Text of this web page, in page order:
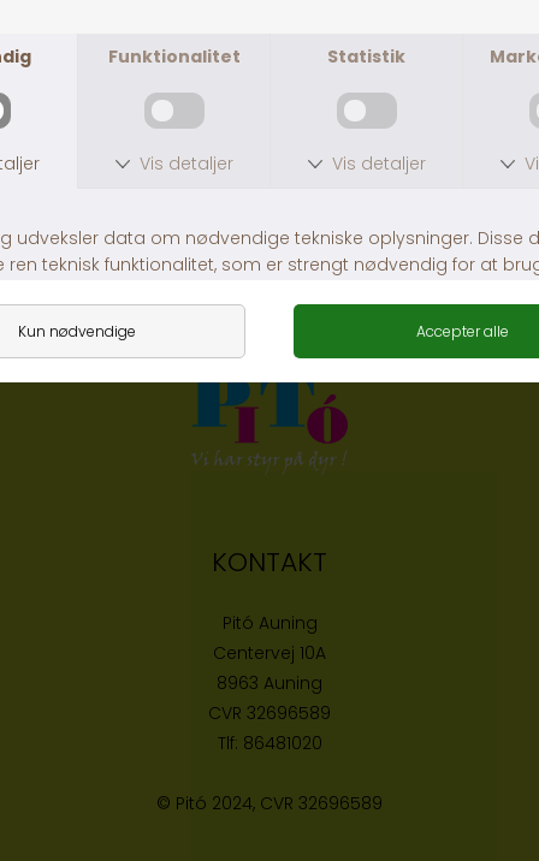
Lambold med piv
Dogman And Med Piv
DKK 59,00
KONTAKT
Pitó Auning
Centervej 10A
8963 Auning
CVR 32696589
Tlf: 86481020
© Pitó 2024, CVR 32696589